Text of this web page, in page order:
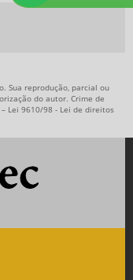
Sua reprodução, parcial ou
do autor. Crime de
Lei 9610/98 - Lei de direitos